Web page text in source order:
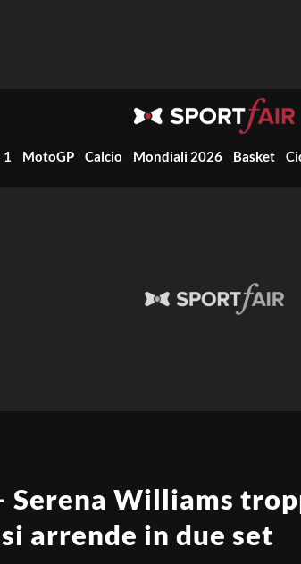
MotoGP Calcio Mondiali 2026 Basket
Serena Williams
arrende in due set